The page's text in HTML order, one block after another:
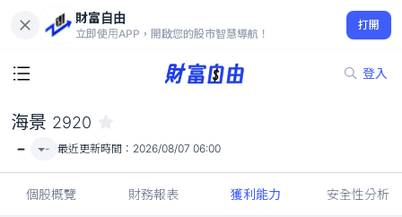
財富自由
立即使用APP，開啟您的股市智慧導航！
打開
登入
-
海景 2920
- - 最近更新時間： 2026/08/07 06:00
個股概覽 財務報表 獲利能力 安全性分析